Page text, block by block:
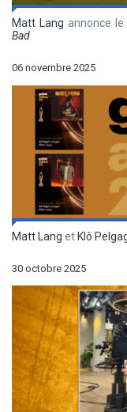
Matt Lang annonce
Bad
06 novembre 2025
Matt Lang etKlô
30 octobre 2025